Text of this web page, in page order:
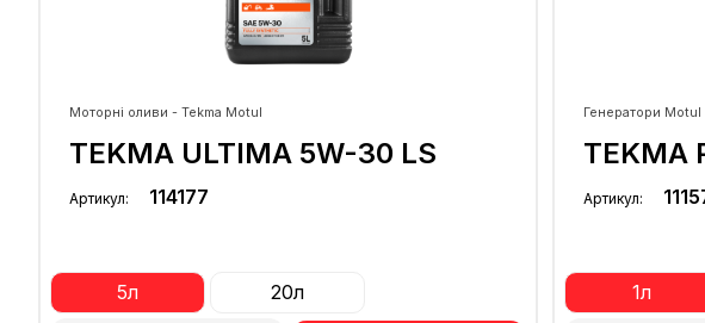
Моторні оливи - Tekma Motul
TEKMA ULTIMA 5W-30 LS
Артикул: 114177
5л 20л
Генератори Motul
TEKMA
Артикул:
1л